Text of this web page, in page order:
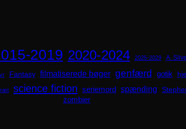
2019 2020-2024 2025-2029 A.
Fantasy filmatiserede bøger genfærd gotik
science fiction seriemord spænding
zombier